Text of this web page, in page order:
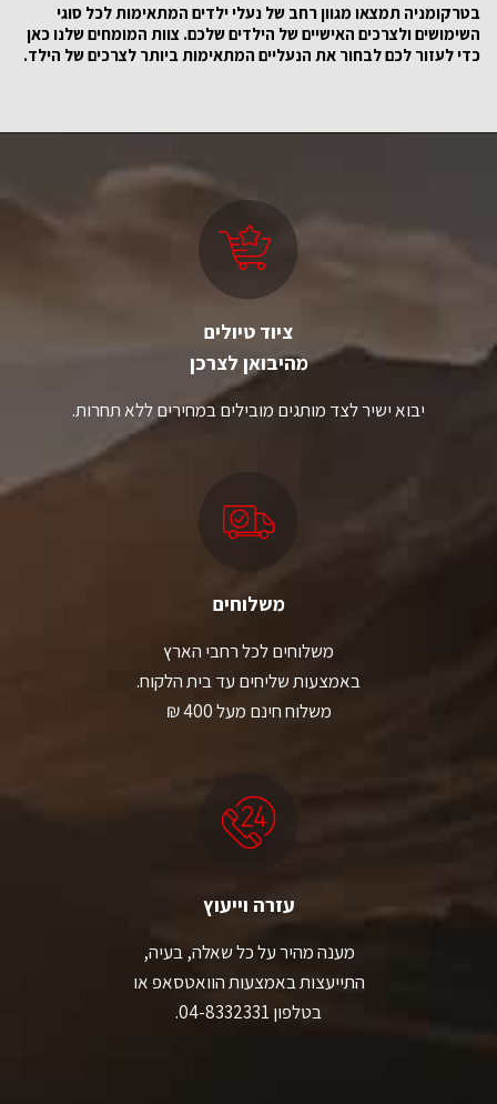
בטרקומניה תמצאו מגוון רחב של נעלי ילדים המתאימות לכל סוגי
השימושים ולצרכים האישיים של הילדים שלכם. צוות המומחים שלנו כאן
כדי לעזור לכם לבחור את הנעליים המתאימות ביותר לצרכים של הילד.
ציוד טיולים
מהיבואן לצרכן
יבוא ישיר לצד מותגים מובילים במחירים ללא תחרות.
משלוחים
משלוחים לכל רחבי הארץ
באמצעות שליחים עד בית הלקוח.
משלוח חינם מעל 400 ₪
עזרה וייעוץ
מענה מהיר על כל שאלה, בעיה,
התייעצות באמצעות הוואטסאפ או
בטלפון 04-8332331.